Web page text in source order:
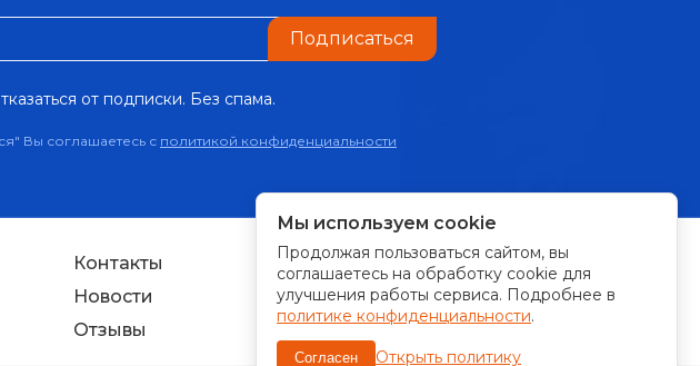
Подписаться
от подписки. Без спама.
Вы соглашаетесь с политикой конфиденциальности
Контакты
Новости
Отзывы
ПРИНИМАЕМ К ОПЛАТЕ:
Мы используем cookie
Продолжая пользоваться сайтом, вы
соглашаетесь на обработку cookie для
улучшения работы сервиса. Подробнее в
политике конфиденциальности.
Согласен Открыть политику